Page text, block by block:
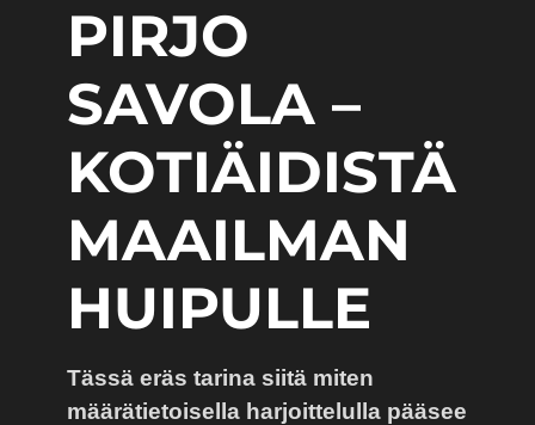
PIRJO
SAVOLA –
KOTIÄIDISTÄ
MAAILMAN
HUIPULLE
Tässä eräs tarina siitä miten
määrätietoisella harjoittelulla pääsee